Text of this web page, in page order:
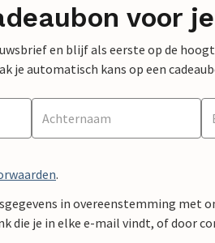
voor
en blijf als eerste op de
je automatisch kans op een
.
in overeenstemming met
die je in elke e-mail vindt, of door